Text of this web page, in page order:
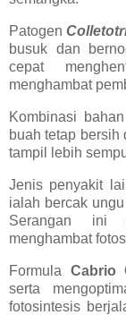
Patogen
busuk dan
cepat
menghambat
Kombinasi
buah tetap
tampil lebih
Jenis penyakit
ialah bercak
Serangan ini
menghambat
Formula Cabrio
serta
fotosintesis